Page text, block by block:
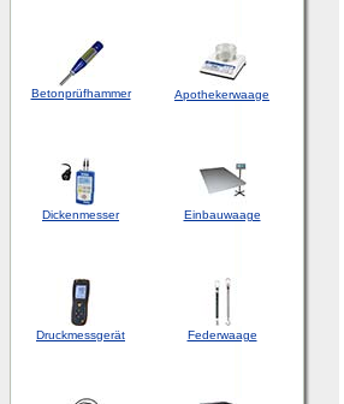
Betonprüfhammer Apothekerwaage
Dickenmesser Einbauwaage
Druckmessgerät Federwaage